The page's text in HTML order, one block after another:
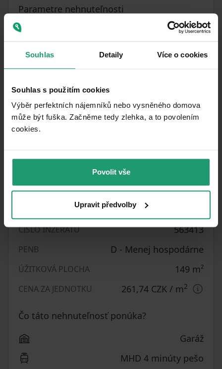
Souhlas Detaily Více o cookies
Souhlas s použitím cookies
Výběr perfektních nájemníků nebo vysněného domova
může být fuška. Začněme tedy zlehka, a to povolením
cookies.​
Povolit vše
Upravit předvolby
Parametre nehnuteľnosti
DOSTUPNÉ OD 31. 7. 2024
KONŠTRUKCIA BUDOVY Tehla
VYBAVENÉ
VYKUROVANIE
VLASTNÍCTVO Osobné
UMIESTNENIE
PLOCHA POZEMKU 378m²
DISPOZÍCIA 5+1
2. poschodie
ČÍSLO INZERÁTU 563413
PENB D - Menej hospodárne
ÚŽITKOVÁ PLOCHA 149 m²
CENA ZA JEDNOTKU 261,74 CZK / m2
Čo táto nehnuteľnosť ponúka?
Garáž
MHD 4 minúty pešo